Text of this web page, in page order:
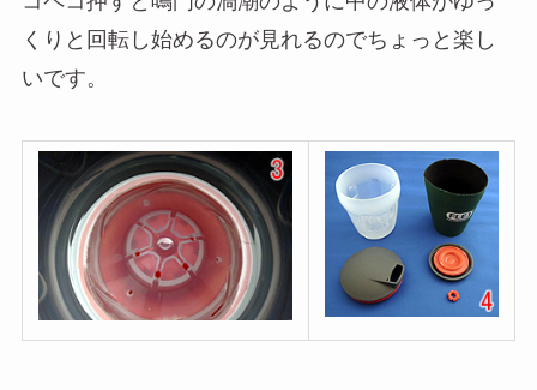
くりと回転し始めるのが見れるのでちょっと楽し
いです。